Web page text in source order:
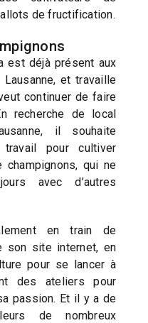
de fructification.
est déjà présent aux
et travaille
continuer de faire
recherche de local
il souhaite
pour cultiver
qui ne
avec d’autres
en train de
son site internet, en
pour se lancer à
des ateliers pour
passion. Et il y a de
de nombreux